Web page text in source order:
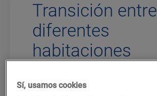
Transición entre
diferentes
habitaciones
sierra.
Sí, usamos cookies